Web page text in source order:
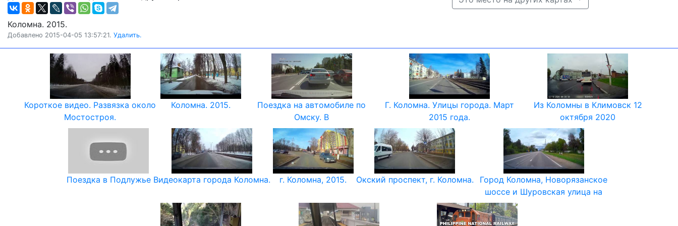
Коломна. 2015.
Добавлено 2015-04-05 13:57:21. Удалить.
Короткое видео. Развязка около
Мостостроя.
Коломна. 2015.
Поездка на автомобиле по
Омску. В
Г. Коломна. Улицы города. Март
2015 года.
Из Коломны в Климовск 12
октября 2020
Поездка в Подлужье Видеокарта города Коломна. г. Коломна, 2015. Окский проспект, г. Коломна.
Город Коломна, Новорязанское
шоссе и Шуровская улица на